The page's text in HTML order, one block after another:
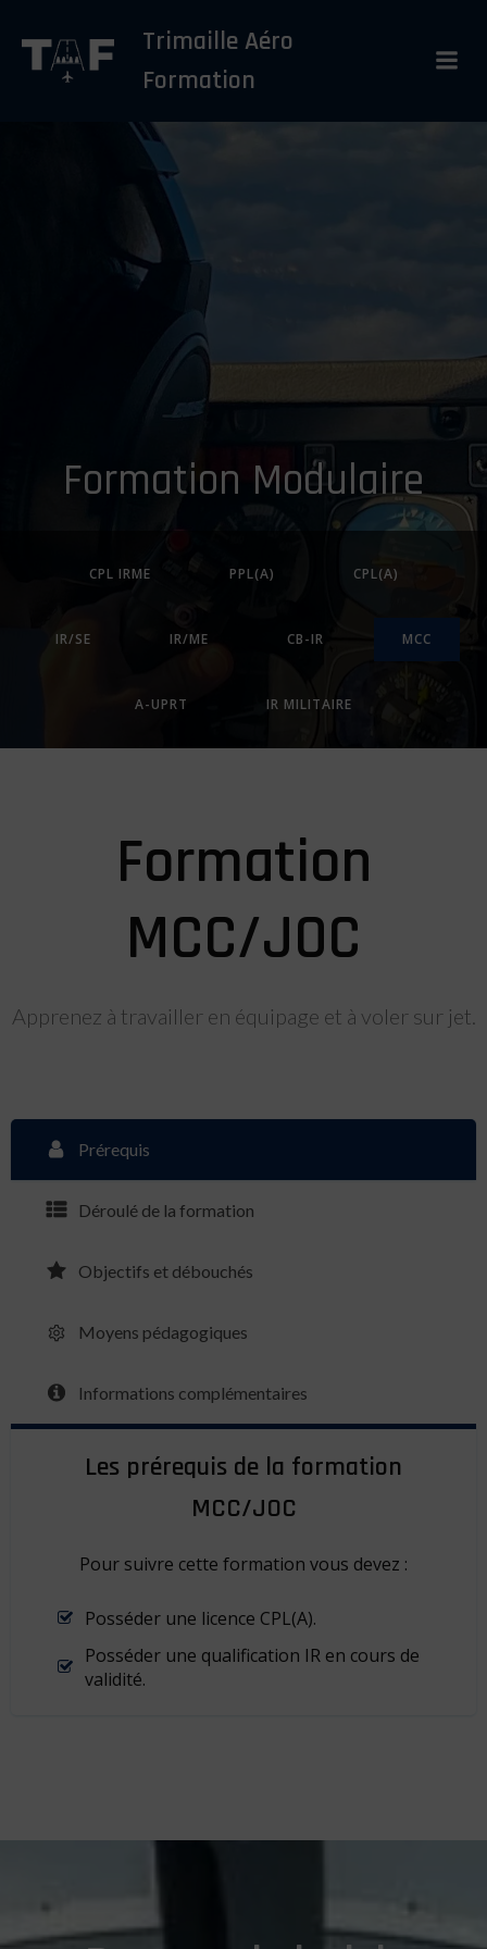
au
Trimaille Aéro
Formation
Formation Modulaire
CPL IRME PPL(A) CPL(A)
IR/SE IR/ME CB-IR MCC
A-UPRT IR MILITAIRE
Formation
MCC/JOC
Apprenez à travailler en équipage et à voler sur jet.
Prérequis
Déroulé de la formation
Objectifs et débouchés
Moyens pédagogiques
Informations complémentaires
Les prérequis de la formation
MCC/JOC
Pour suivre cette formation vous devez :
Posséder une licence CPL(A).
Posséder une qualification IR en cours de
validité.